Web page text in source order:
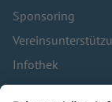
Sponsoring
Infothek
Kontakt